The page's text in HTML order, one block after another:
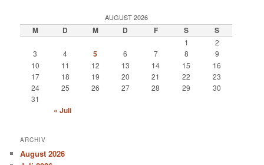
AUGUST 2026
M D M D F S S
1
2
3
4 5 6 7 8
9
10
11 12 13 14 15
16
17
18 19 20 21 22
23
24
25 26 27 28 29
30
31
« Juli
ARCHIV
August 2026